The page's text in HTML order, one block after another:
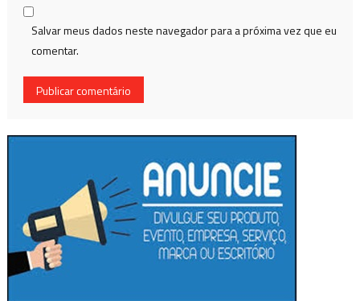
Salvar meus dados neste navegador para a próxima vez que eu
comentar.